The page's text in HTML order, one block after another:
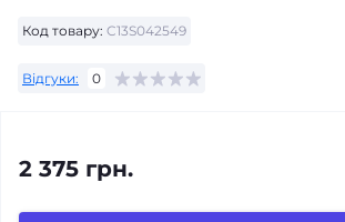
Код товару: C13S042549
Відгуки: 0
2 375 грн.